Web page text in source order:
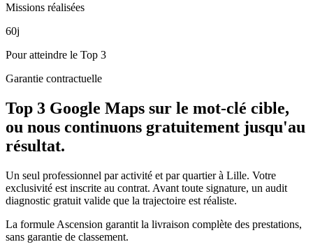
Missions réalisées
60j
Pour atteindre le Top 3
Garantie contractuelle
Top 3 Google Maps sur le mot-clé cible,
ou nous continuons gratuitement jusqu'au
résultat.
Un seul professionnel par activité et parquartierà Lille. Votre
exclusivité est inscrite au contrat. Avant toute signature, un audit
diagnostic gratuit valide que la trajectoire est réaliste.
La formule Ascension garantit la livraison complète des prestations,
sans garantie de classement.